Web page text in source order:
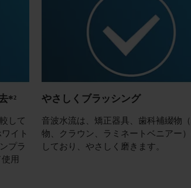
*²
して
イト
プラ
用
やさしくブラッシング
音波水流は、矯正器具、歯科補綴物
物、クラウン、ラミネートベニアー
しており、やさしく磨きます。